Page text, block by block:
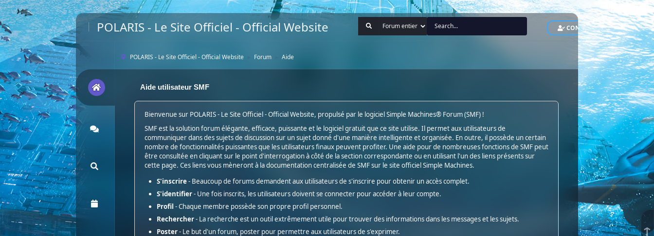
↑
POLARIS - Le Site Officiel - Official Website CONNEXION
POLARIS - Le Site Officiel - Official Website Forum Aide
Aide utilisateur SMF
Bienvenue sur POLARIS - Le Site Officiel - Official Website, propulsé par le logiciel Simple Machines® Forum (SMF) !
SMF est la solution forum élégante, efficace, puissante et le logiciel gratuit que ce site utilise. Il permet aux utilisateurs de
communiquer dans des sujets de discussion sur un sujet donné d'une manière intelligente et organisée. En outre, il possède un certain
nombre de fonctionnalités puissantes que les utilisateurs finaux peuvent profiter. Une aide pour de nombreuses fonctions de SMF peut
être consultée en cliquant sur le point d'interrogation à côté de la section correspondante ou en utilisant l'un des liens présents sur
cette page. Ces liens vous mèneront à la documentation centralisée de SMF sur le site officiel Simple Machines.
S'inscrire- Beaucoup de forums demandent aux utilisateurs de s'inscrire pour obtenir un accès complet.
S'identifier- Une fois inscrits, les utilisateurs doivent se connecter pour accéder à leur compte.
Profil - Chaque membre possède son propre profil personnel.
Rechercher- La recherche est un outil extrêmement utile pour trouver des informations dans les messages et les sujets.
Poster- Le but d'un forum, poster pour permettre aux utilisateurs de s'exprimer.